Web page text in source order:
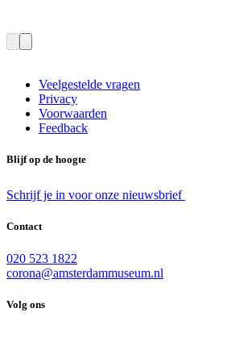
Veelgestelde vragen
Privacy
Voorwaarden
Feedback
Blijf op de hoogte
Schrijf je in voor onze nieuwsbrief
Contact
020 523 1822
corona@amsterdammuseum.nl
Volg ons